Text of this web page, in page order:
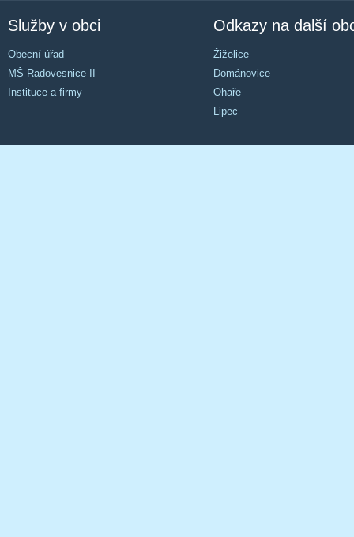
Služby v obci
Obecní úřad
MŠ Radovesnice II
Instituce a firmy
Odkazy na další
Žiželice
Dománovice
Ohaře
Lipec